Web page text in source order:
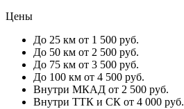
Цены
До 25 км от 1 500 руб.
До 50 км от 2 500 руб.
До 75 км от 3 500 руб.
До 100 км от 4 500 руб.
Внутри МКАД от 2 500 руб.
Внутри ТТК и СК от 4 000 руб.